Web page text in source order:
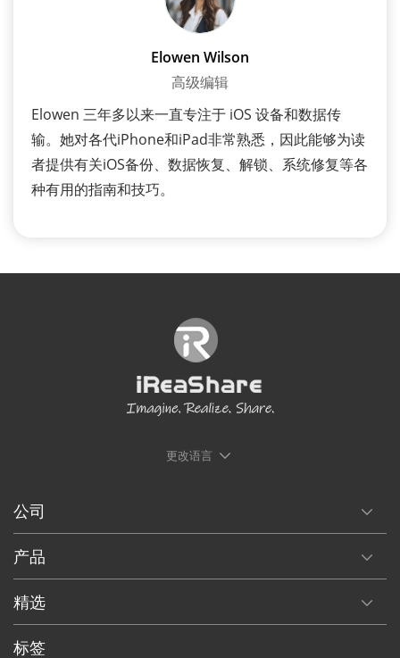
Elowen Wilson
高级编辑
Elowen 三年多以来一直专注于 iOS 设备和数据传
输。她对各代iPhone和iPad非常熟悉，因此能够为读
者提供有关iOS备份、数据恢复、解锁、系统修复等各
种有用的指南和技巧。
更改语言
公司
产品
精选
标签